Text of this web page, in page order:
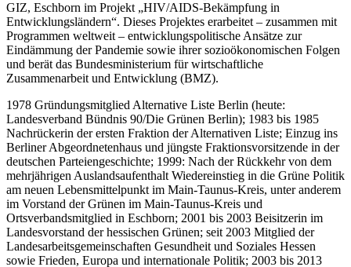
GIZ, Eschborn im Projekt „HIV/AIDS-Bekämpfung in
Entwicklungsländern“. Dieses Projektes erarbeitet – zusammen mit
Programmen weltweit – entwicklungspolitische Ansätze zur
Eindämmung der Pandemie sowie ihrer sozioökonomischen Folgen
und berät das Bundesministerium für wirtschaftliche
Zusammenarbeit und Entwicklung (BMZ).
1978 Gründungsmitglied Alternative Liste Berlin (heute:
Landesverband Bündnis 90/Die Grünen Berlin); 1983 bis 1985
Nachrückerin der ersten Fraktion der Alternativen Liste; Einzug ins
Berliner Abgeordnetenhaus und jüngste Fraktionsvorsitzende in der
deutschen Parteiengeschichte; 1999: Nach der Rückkehr von dem
mehrjährigen Auslandsaufenthalt Wiedereinstieg in die Grüne Politik
am neuen Lebensmittelpunkt im Main-Taunus-Kreis, unter anderem
im Vorstand der Grünen im Main-Taunus-Kreis und
Ortsverbandsmitglied in Eschborn; 2001 bis 2003 Beisitzerin im
Landesvorstand der hessischen Grünen; seit 2003 Mitglied der
Landesarbeitsgemeinschaften Gesundheit und Soziales Hessen
sowie Frieden, Europa und internationale Politik; 2003 bis 2013